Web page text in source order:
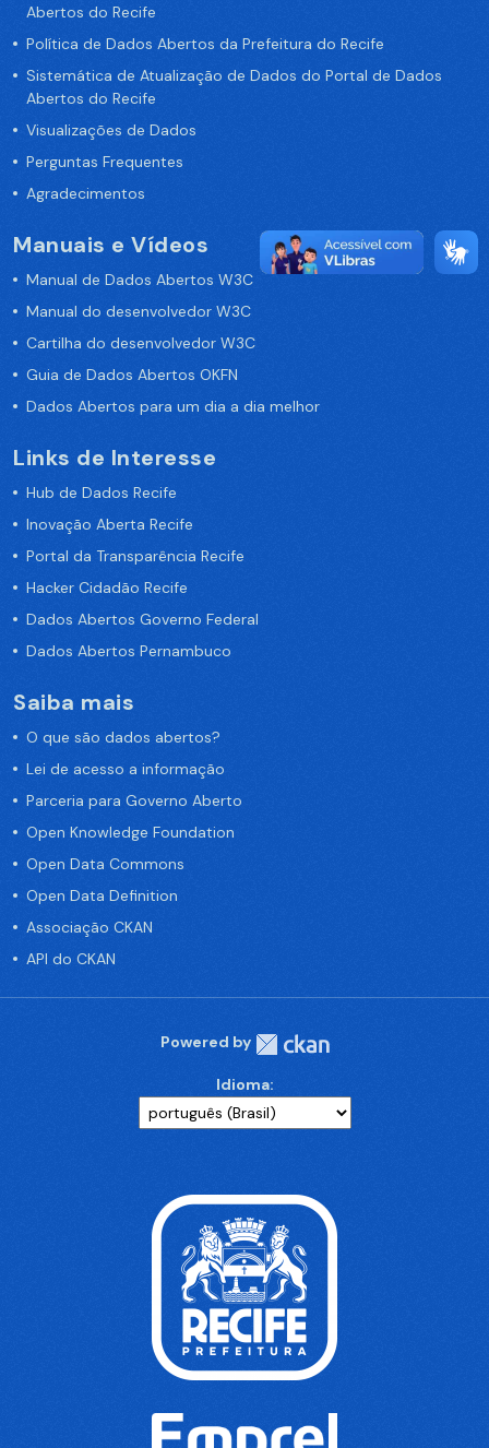
Abertos do Recife
Política de Dados Abertos da Prefeitura do Recife
Sistemática de Atualização de Dados do Portal de Dados
Abertos do Recife
Visualizações de Dados
Perguntas Frequentes
Agradecimentos
Manuais e Vídeos
Manual de Dados Abertos W3C
Manual do desenvolvedor W3C
Cartilha do desenvolvedor W3C
Guia de Dados Abertos OKFN
Dados Abertos para um dia a dia melhor
Links de Interesse
Hub de Dados Recife
Inovação Aberta Recife
Portal da Transparência Recife
Hacker Cidadão Recife
Dados Abertos Governo Federal
Dados Abertos Pernambuco
Saiba mais
O que são dados abertos?
Lei de acesso a informação
Parceria para Governo Aberto
Open Knowledge Foundation
Open Data Commons
Open Data Definition
Associação CKAN
API do CKAN
Powered by
Idioma